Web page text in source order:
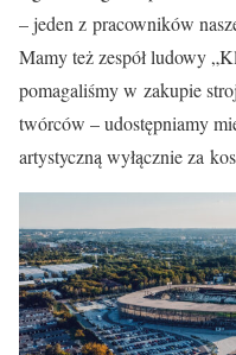
– jeden z pracowników
Mamy też zespół ludowy
pomagaliśmy w zakupie
twórców – udostępniamy
artystyczną wyłącznie za